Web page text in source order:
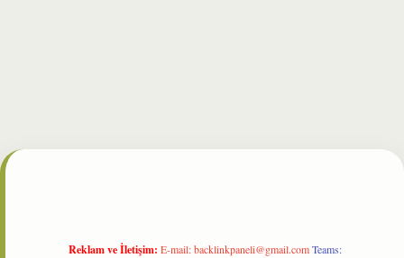
Reklam ve İletişim: E-mail:backlinkpaneli@gmail.com Teams: